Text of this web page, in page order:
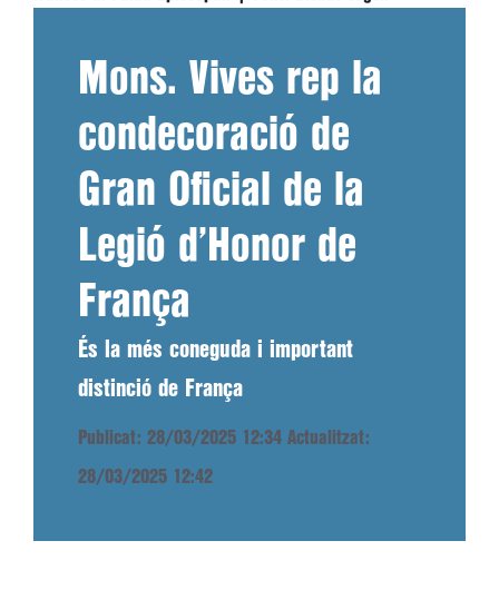
Mons. Vives rep la
condecoració de
Gran Oficial de la
Legió d’Honor de
França
És la més coneguda i important
distinció de França
Publicat: 28/03/2025 12:34 Actualitzat:
28/03/2025 12:42